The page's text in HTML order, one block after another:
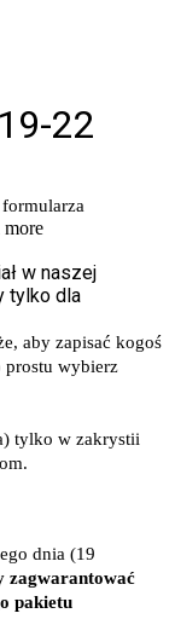
22
more
w naszej
tylko dla
aby zapisać kogoś
prostu wybierz
tylko w zakrystii
dnia (19
zagwarantować
pakietu